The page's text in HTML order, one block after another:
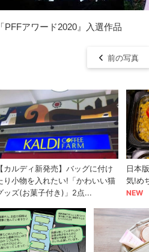
「PFFアワード2020』入選作品
前の写真